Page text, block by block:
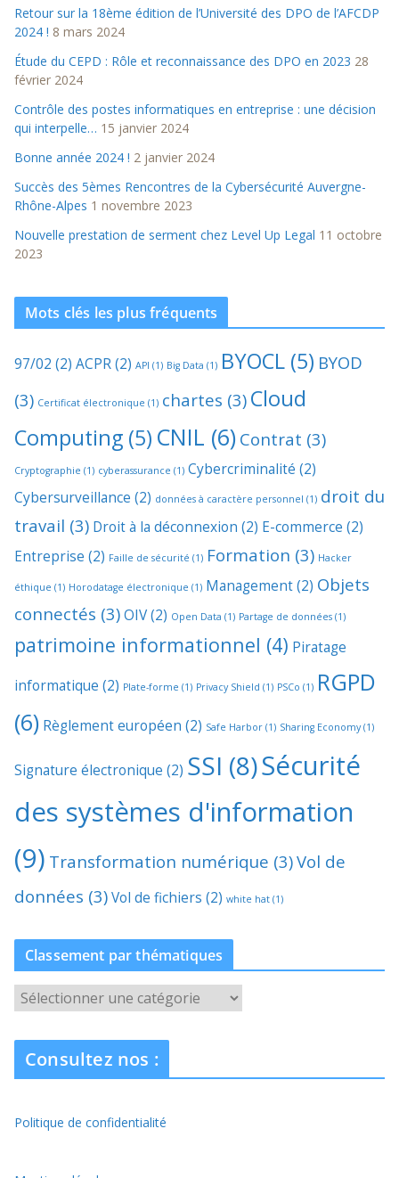
Retour sur la 18ème édition de l’Université des DPO de l’AFCDP
2024 ! 8 mars 2024
Étude du CEPD : Rôle et reconnaissance des DPO en 2023 28
février 2024
Contrôle des postes informatiques en entreprise : une décision
qui interpelle… 15 janvier 2024
Bonne année 2024 ! 2 janvier 2024
Succès des 5èmes Rencontres de la Cybersécurité Auvergne-
Rhône-Alpes 1 novembre 2023
Nouvelle prestation de serment chez Level Up Legal 11 octobre
2023
Mots clés les plus fréquents
97/02 (2) ACPR(2) API (1) Big Data (1) BYOCL (5) BYOD
(3) Certificat électronique (1) chartes (3) Cloud
Computing (5) CNIL (6) Contrat (3)
Cryptographie (1) cyberassurance (1) Cybercriminalité (2)
Cybersurveillance (2) données à caractère personnel (1) droit du
travail (3) Droit à la déconnexion (2) E-commerce (2)
Entreprise (2) Faille de sécurité (1) Formation (3) Hacker
éthique (1) Horodatage électronique (1) Management(2) Objets
connectés (3)OIV(2) Open Data (1) Partage de données (1)
patrimoine informationnel (4) Piratage
informatique (2) Plate-forme (1) Privacy Shield (1) PSCo (1) RGPD
(6) Règlement européen (2) Safe Harbor (1) Sharing Economy(1)
Signature électronique (2) SSI (8)Sécurité
des systèmes d'information
(9) Transformation numérique (3)Vol de
données (3)Vol de fichiers (2) white hat (1)
Classement par thématiques
l
a
s
m
n
Consultez nos :
Politique de confidentialité